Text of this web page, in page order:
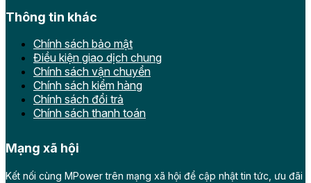
Thông tin khác
Chính sách bảo mật
Điều kiện giao dịch chung
Chính sách vận chuyển
Chính sách kiểm hàng
Chính sách đổi trả
Chính sách thanh toán
Mạng xã hội
Kết nối cùng MPower trên mạng xã hội để cập nhật tin tức, ưu đãi